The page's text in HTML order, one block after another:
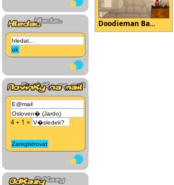
4 + 1 =
Doodieman Ba...